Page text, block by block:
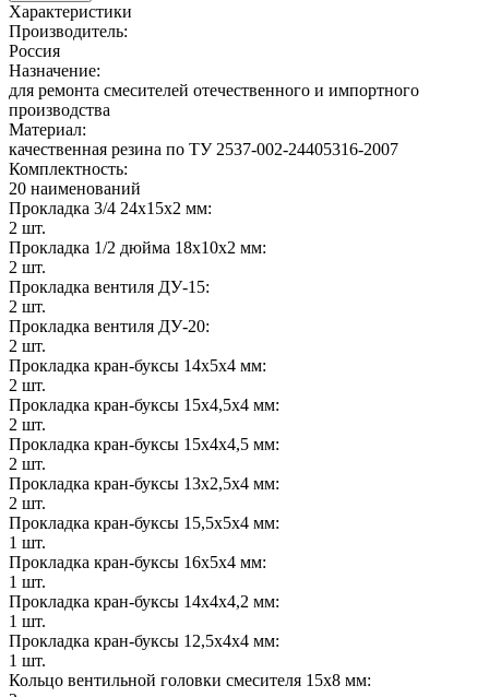
Характеристики
Производитель:
Россия
Назначение:
для ремонта смесителей отечественного и импортного
производства
Материал:
качественная резина по ТУ 2537-002-24405316-2007
Комплектность:
20 наименований
Прокладка 3/4 24х15х2 мм:
2 шт.
Прокладка 1/2 дюйма 18х10х2 мм:
2 шт.
Прокладка вентиля ДУ-15:
2 шт.
Прокладка вентиля ДУ-20:
2 шт.
Прокладка кран-буксы 14х5х4 мм:
2 шт.
Прокладка кран-буксы 15х4,5х4 мм:
2 шт.
Прокладка кран-буксы 15х4х4,5 мм:
2 шт.
Прокладка кран-буксы 13х2,5х4 мм:
2 шт.
Прокладка кран-буксы 15,5х5х4 мм:
1 шт.
Прокладка кран-буксы 16х5х4 мм:
1 шт.
Прокладка кран-буксы 14х4х4,2 мм:
1 шт.
Прокладка кран-буксы 12,5х4х4 мм:
1 шт.
Кольцо вентильной головки смесителя 15х8 мм: